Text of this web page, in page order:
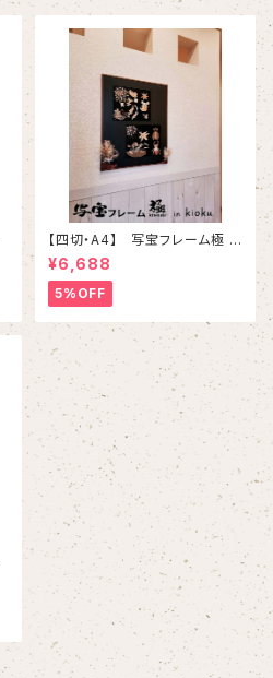
【四切・A4】 写宝フレーム極 (
kiwami) in kioku-（ 小/ ブラ
ウン ）
¥6,688
5%OFF